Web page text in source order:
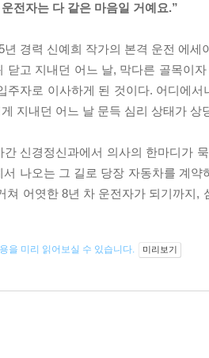
전자는 다 같은 마음일 거예요.”
년 경력 신예희 작가의 본격 운전 에
닫고 지내던 어느 날, 막다른 골목이
주자로 이사하게 된 것이다. 어디에
지내던 어느 날 문득 심리 상태가 상
간 신경정신과에서 의사의 한마디가
서 나오는 그 길로 당장 자동차를 계
쳐 어엿한 8년 차 운전자가 되기까지
을 미리 읽어보실 수 있습니다. 미리보기